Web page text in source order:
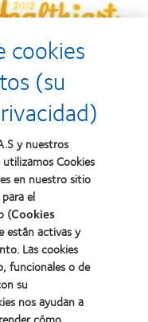
cookies
(su
y nuestros
Cookies
en nuestro sitio
el
(Cookies
están activas y
Las cookies
funcionales o de
su
nos ayudan a